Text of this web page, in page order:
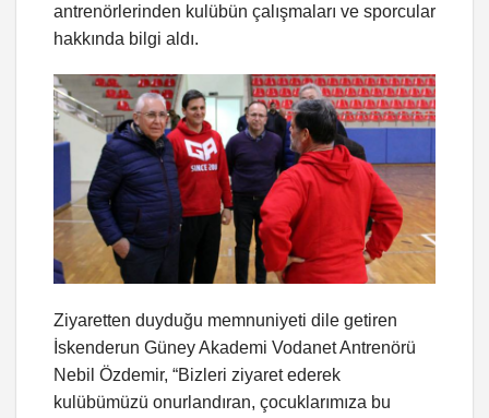
antrenörlerinden kulübün çalışmaları ve sporcular
hakkında bilgi aldı.
Ziyaretten duyduğu memnuniyeti dile getiren
İskenderun Güney Akademi Vodanet Antrenörü
Nebil Özdemir, “Bizleri ziyaret ederek
kulübümüzü onurlandıran, çocuklarımıza bu